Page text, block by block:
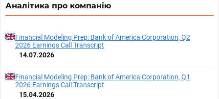
Аналітика про компанію
Financial Modeling Prep: Bank of America Corporation, Q2
2026 Earnings Call Transcript
14.07.2026
Financial Modeling Prep: Bank of America Corporation, Q1
2026 Earnings Call Transcript
15.04.2026